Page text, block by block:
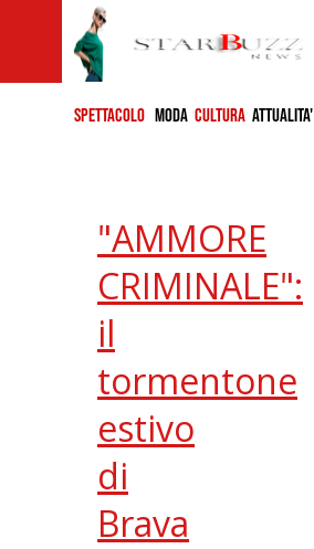
SPETTACOLO MODA CULTURA ATTUALITA'
"AMMORE
CRIMINALE":
il
tormentone
estivo
di
Brava